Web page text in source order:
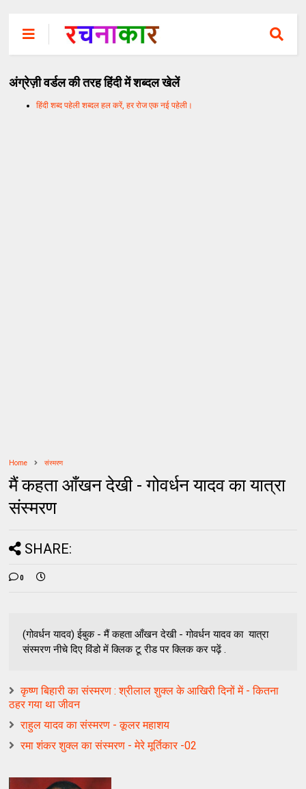
अंग्रेज़ी वर्डल की तरह हिंदी में शब्दल खेलें
हिंदी शब्द पहेली शब्दल हल करें, हर रोज एक नई पहेली।
Home संस्मरण
मैं कहता आँखन देखी - गोवर्धन यादव का यात्रा
संस्मरण
SHARE:
0
(गोवर्धन यादव) ईबुक - मैं कहता आँखन देखी - गोवर्धन यादव का यात्रा
संस्मरण नीचे दिए विंडो में क्लिक टू रीड पर क्लिक कर पढ़ें .
कृष्ण बिहारी का संस्मरण : श्रीलाल शुक्ल के आखिरी दिनों में - कितना
ठहर गया था जीवन
राहुल यादव का संस्मरण - कूलर महाशय
रमा शंकर शुक्ल का संस्मरण - मेरे मूर्तिकार -02